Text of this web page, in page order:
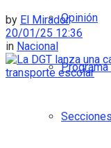
Opinión
Secciones
by El Mirador
20/01/25 12:36
in Nacional